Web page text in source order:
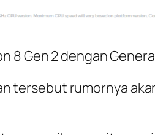
8 Gen 2 dengan
tersebut rumornya